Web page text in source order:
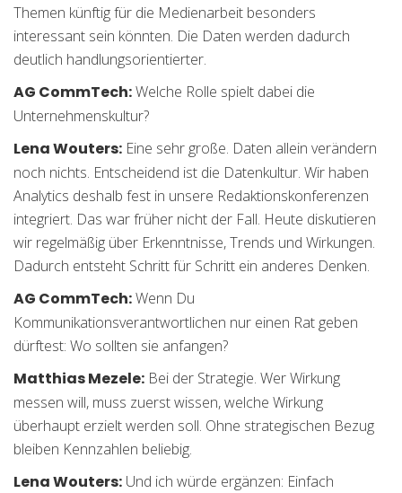
Themen künftig für die Medienarbeit besonders
interessant sein könnten. Die Daten werden dadurch
deutlich handlungsorientierter.
AG CommTech:Welche Rolle spielt dabei die
Unternehmenskultur?
Lena Wouters: Eine sehr große. Daten allein verändern
noch nichts. Entscheidend ist die Datenkultur. Wir haben
Analytics deshalb fest in unsere Redaktionskonferenzen
integriert. Das war früher nicht der Fall. Heute diskutieren
wir regelmäßig über Erkenntnisse, Trends und Wirkungen.
Dadurch entsteht Schritt für Schritt ein anderes Denken.
AG CommTech:Wenn Du
Kommunikationsverantwortlichen nur einen Rat geben
dürftest: Wo sollten sie anfangen?
Matthias Mezele: Bei der Strategie. Wer Wirkung
messen will, muss zuerst wissen, welche Wirkung
überhaupt erzielt werden soll. Ohne strategischen Bezug
bleiben Kennzahlen beliebig.
Lena Wouters: Und ich würde ergänzen: Einfach